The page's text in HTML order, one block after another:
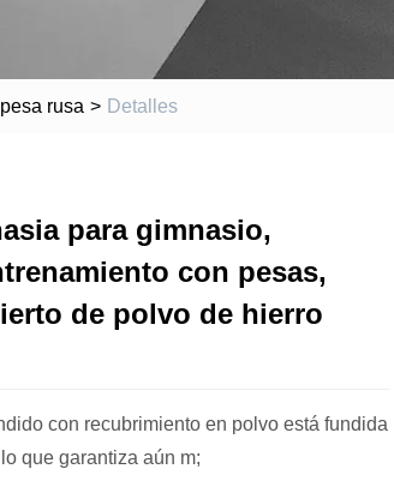
pesa rusa > Detalles
para gimnasio,
con pesas,
de polvo de hierro
con recubrimiento en polvo está fundida
que garantiza aún m;